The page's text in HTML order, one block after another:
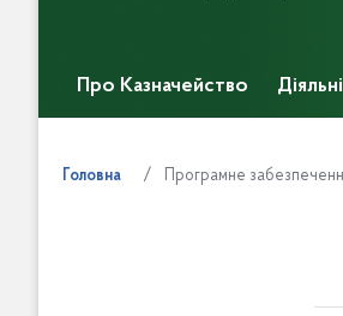
Про Казначейство
Головна Програмне